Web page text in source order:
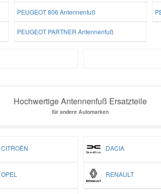
PEUGEOT 806 Antennenfuß
PEUGEOT PARTNER Antennenfuß
Hochwertige Antennenfuß Ersatzteile
für andere Automarken
CITROËN DACIA
OPEL RENAULT